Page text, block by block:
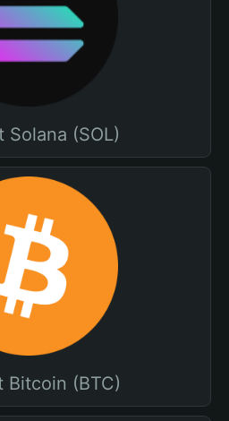
Solana (SOL)
Bitcoin (BTC)